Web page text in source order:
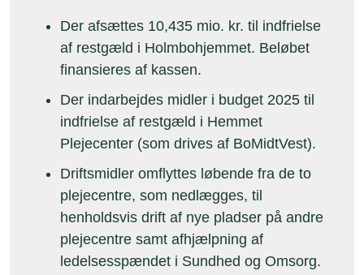
Der afsættes 10,435 mio. kr. til indfrielse
af restgæld i Holmbohjemmet. Beløbet
finansieres af kassen.
Der indarbejdes midler i budget 2025 til
indfrielse af restgæld i Hemmet
Plejecenter (som drives af BoMidtVest).
Driftsmidler omflyttes løbende fra de to
plejecentre, som nedlægges, til
henholdsvis drift af nye pladser på andre
plejecentre samt afhjælpning af
ledelsesspændet i Sundhed og Omsorg.